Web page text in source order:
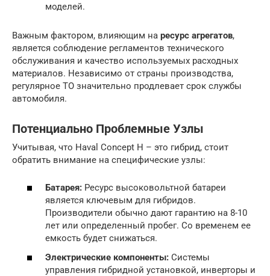
моделей.
Важным фактором, влияющим на ресурс агрегатов,
является соблюдение регламентов технического
обслуживания и качество используемых расходных
материалов. Независимо от страны производства,
регулярное ТО значительно продлевает срок службы
автомобиля.
Потенциально Проблемные Узлы
Учитывая, что Haval Concept H – это гибрид, стоит
обратить внимание на специфические узлы:
Батарея: Ресурс высоковольтной батареи
является ключевым для гибридов.
Производители обычно дают гарантию на 8-10
лет или определенный пробег. Со временем ее
емкость будет снижаться.
Электрические компоненты: Системы
управления гибридной установкой, инверторы и